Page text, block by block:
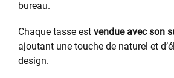
bureau.
Chaque tasse est vendue avec son
ajoutant une touche de naturel et
design.